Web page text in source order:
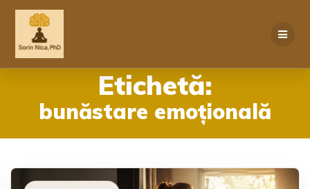
Etichetă:
bunăstare emoțională